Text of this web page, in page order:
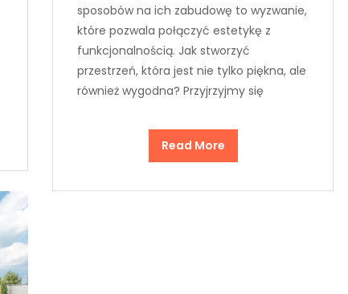
sposobów na ich zabudowę to wyzwanie,
które pozwala połączyć estetykę z
funkcjonalnością. Jak stworzyć
przestrzeń, która jest nie tylko piękna, ale
również wygodna? Przyjrzyjmy się
Read More